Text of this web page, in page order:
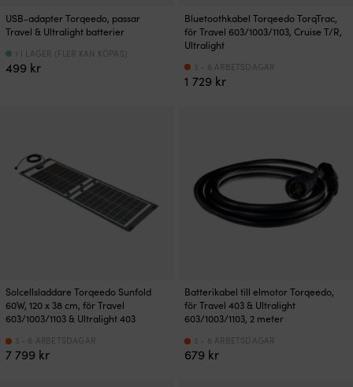
USB-adapter Torqeedo, passar
Travel & Ultralight batterier
499 kr
1 I LAGER (FLER KAN KÖPAS)
Bluetoothkabel Torqeedo TorqTrac,
för Travel 603/1003/1103, Cruise T/R,
Ultralight
1 729 kr
3 - 6 ARBETSDAGAR
Solcellsladdare Torqeedo Sunfold
60W, 120 x 38 cm, för Travel
603/1003/1103 & Ultralight 403
7 799 kr
3 - 6 ARBETSDAGAR
Batterikabel till elmotor Torqeedo,
för Travel 403 & Ultralight
603/1003/1103, 2 meter
679 kr
3 - 6 ARBETSDAGAR